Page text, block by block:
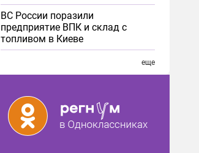
ВС России поразили
предприятие ВПК и склад с
топливом в Киеве
еще